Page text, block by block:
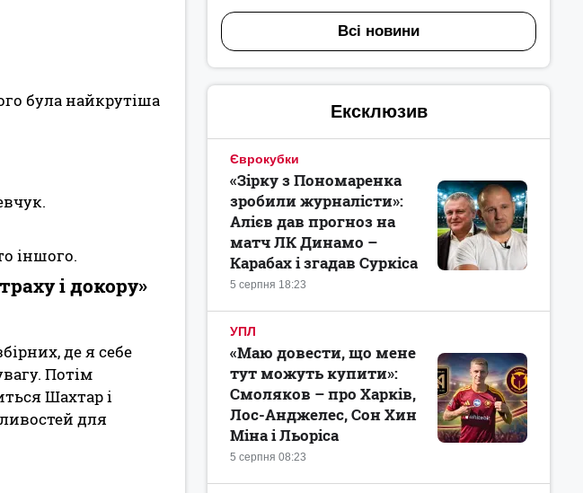
була найкрутіша
іншого.
і докору»
де я себе
Потім
Шахтар і
для
Всі новини
Ексклюзив
Єврокубки
5 серпня 18:23
«Зірку з Пономаренка
зробили журналісти»:
Алієв дав прогноз на
матч ЛК Динамо –
Карабах і згадав Суркіса
УПЛ
5 серпня 08:23
«Маю довести, що мене
тут можуть купити»:
Смоляков – про Харків,
Лос-Анджелес, Сон Хин
Міна і Льоріса